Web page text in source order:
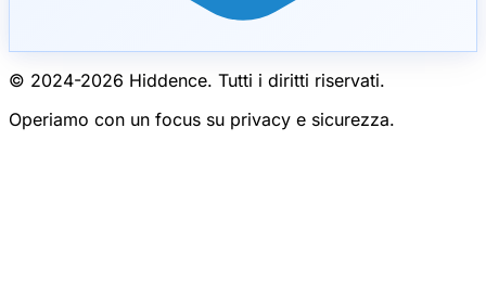
© 2024-2026 Hiddence. Tutti i diritti riservati.
Operiamo con un focus su privacy e sicurezza.